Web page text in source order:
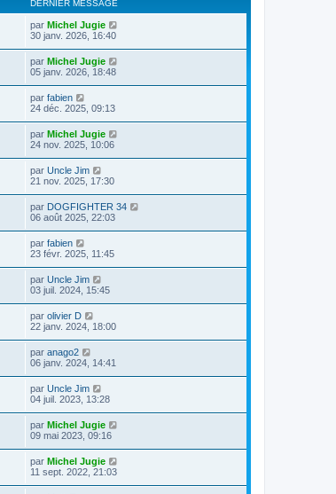
DERNIER MESSAGE
par Michel Jugie
30 janv. 2026, 16:40
par Michel Jugie
05 janv. 2026, 18:48
par fabien
24 déc. 2025, 09:13
par Michel Jugie
24 nov. 2025, 10:06
par Uncle Jim
21 nov. 2025, 17:30
par DOGFIGHTER 34
06 août 2025, 22:03
par fabien
23 févr. 2025, 11:45
par Uncle Jim
03 juil. 2024, 15:45
par olivier D
22 janv. 2024, 18:00
par anago2
06 janv. 2024, 14:41
par Uncle Jim
04 juil. 2023, 13:28
par Michel Jugie
09 mai 2023, 09:16
par Michel Jugie
11 sept. 2022, 21:03